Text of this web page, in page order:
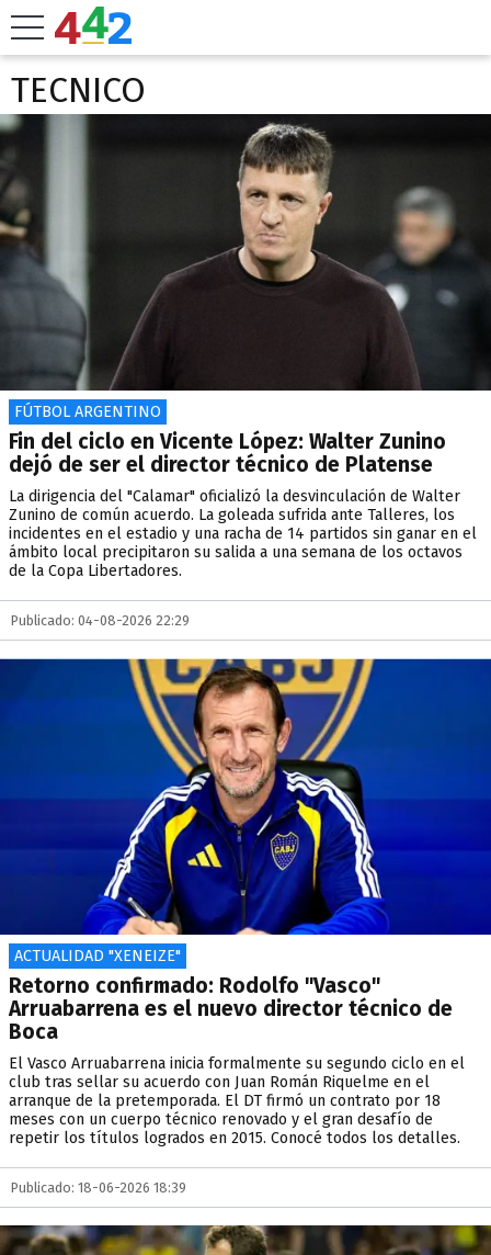
TECNICO
FÚTBOL ARGENTINO
Fin del ciclo en Vicente López: Walter Zunino
dejó de ser el director técnico de Platense
La dirigencia del "Calamar" oficializó la desvinculación de Walter
Zunino de común acuerdo. La goleada sufrida ante Talleres, los
incidentes en el estadio y una racha de 14 partidos sin ganar en el
ámbito local precipitaron su salida a una semana de los octavos
de la Copa Libertadores.
Publicado: 04-08-2026 22:29
ACTUALIDAD "XENEIZE"
Retorno confirmado: Rodolfo "Vasco"
Arruabarrena es el nuevo director técnico de
Boca
El Vasco Arruabarrena inicia formalmente su segundo ciclo en el
club tras sellar su acuerdo con Juan Román Riquelme en el
arranque de la pretemporada. El DT firmó un contrato por 18
meses con un cuerpo técnico renovado y el gran desafío de
repetir los títulos logrados en 2015. Conocé todos los detalles.
Publicado: 18-06-2026 18:39